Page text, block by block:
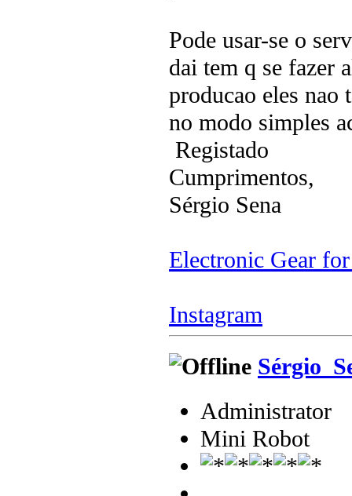
Pode usar-se o
dai tem q se fazer
producao eles nao
no modo simples
Registado
Cumprimentos,
Sérgio Sena
Electronic Gear
Instagram
Administrator
Mini Robot